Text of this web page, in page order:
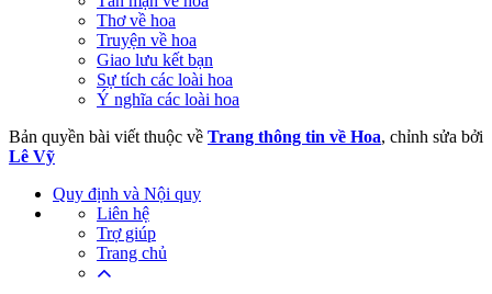
Thơ về hoa
Truyện về hoa
Giao lưu kết bạn
Sự tích các loài hoa
Ý nghĩa các loài hoa
Bản quyền bài viết thuộc về Trang thông tin về Hoa, chỉnh sửa bởi
Lê Vỹ
Quy định và Nội quy
Liên hệ
Trợ giúp
Trang chủ